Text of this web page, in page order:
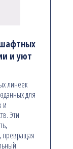
и уют
линеек
для
и
Эти
превращая